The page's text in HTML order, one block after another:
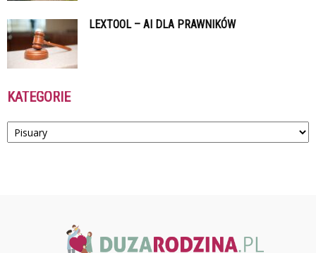
LEXTOOL – AI DLA PRAWNIKÓW
KATEGORIE
Kategorie